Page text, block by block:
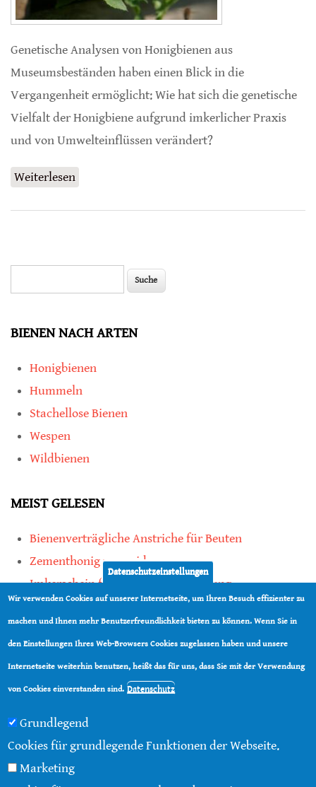
Genetische Analysen von Honigbienen aus
Museumsbeständen haben einen Blick in die
Vergangenheit ermöglicht: Wie hat sich die genetische
Vielfalt der Honigbiene aufgrund imkerlicher Praxis
und von Umwelteinflüssen verändert?
Weiterlesen
BIENEN NACH ARTEN
Honigbienen
Hummeln
Stachellose Bienen
Wespen
Wildbienen
MEIST GELESEN
Bienenverträgliche Anstriche für Beuten
Zementhonig vermeiden
Imkerschein für Honigbienen-Haltung
Kauf von Mittelwänden ist Vertrauenssache
teilen
Datenschutzeinstellungen
Wir verwenden Cookies auf unserer Internetseite, um Ihren Besuch effizienter zu
machen und Ihnen mehr Benutzerfreundlichkeit bieten zu können. Wenn Sie in
den Einstellungen Ihres Web-Browsers Cookies zugelassen haben und unsere
Internetseite weiterhin benutzen, heißt das für uns, dass Sie mit der Verwendung
von Cookies einverstanden sind. Datenschutz
Grundlegend
Cookies für grundlegende Funktionen der Webseite.
Marketing